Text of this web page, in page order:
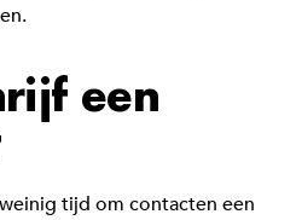
een
tijd om contacten een